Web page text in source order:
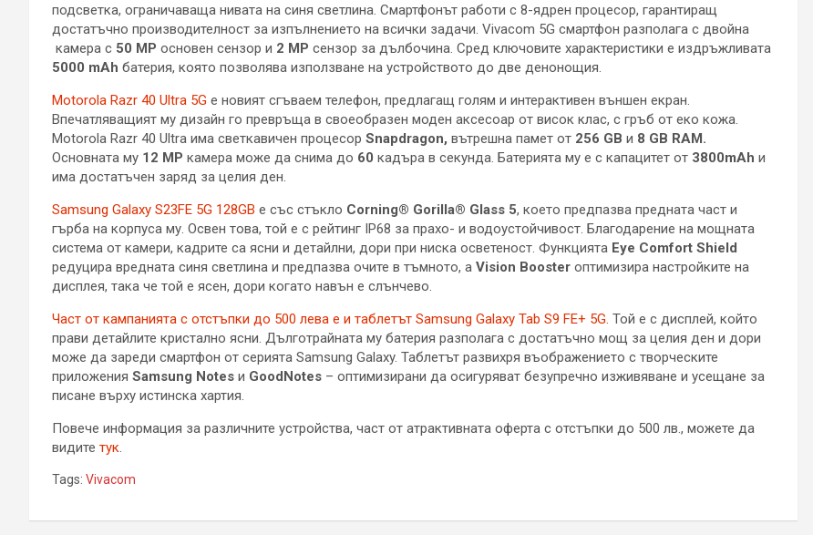
подсветка, ограничаваща нивата на синя светлина. Смартфонът работи с 8-ядрен процесор, гарантиращ
достатъчно производителност за изпълнението на всички задачи. Vivacom 5G смартфон разполага с двойна
камера с 50 МР основен сензор и 2 МР сензор за дълбочина. Сред ключовите характеристики е издръжливата
5000 mAh батерия, която позволява използване на устройството до две денонощия.
Motorola Razr 40 Ultra 5G е новият сгъваем телефон, предлагащ голям и интерактивен външен екран.
Впечатляващият му дизайн го превръща в своеобразен моден аксесоар от висок клас, с гръб от еко кожа.
Motorola Razr 40 Ultra има светкавичен процесор Snapdragon, вътрешна памет от 256 GB и 8 GB RAM.
Основната му 12 МР камера може да снима до 60 кадъра в секунда. Батерията му е с капацитет от 3800mAh и
има достатъчен заряд за целия ден.
Samsung Galaxy S23FE 5G 128GB е със стъкло Corning® Gorilla® Glass 5, което предпазва предната част и
гърба на корпуса му. Освен това, той е с рейтинг IP68 за прахо- и водоустойчивост. Благодарение на мощната
система от камери, кадрите са ясни и детайлни, дори при ниска осветеност. Функцията Eye Comfort Shield
редуцира вредната синя светлина и предпазва очите в тъмното, а Vision Booster оптимизира настройките на
дисплея, така че той е ясен, дори когато навън е слънчево.
Част от кампанията с отстъпки до 500 лева е и таблетът Samsung Galaxy Tab S9 FE+ 5G. Той е с дисплей, който
прави детайлите кристално ясни. Дълготрайната му батерия разполага с достатъчно мощ за целия ден и дори
може да зареди смартфон от серията Samsung Galaxy. Таблетът развихря въображението с творческите
приложения Samsung Notes и GoodNotes – оптимизирани да осигуряват безупречно изживяване и усещане за
писане върху истинска хартия.
Повече информация за различните устройства, част от атрактивната оферта с отстъпки до 500 лв., можете да
видите тук.
Tags: Vivacom